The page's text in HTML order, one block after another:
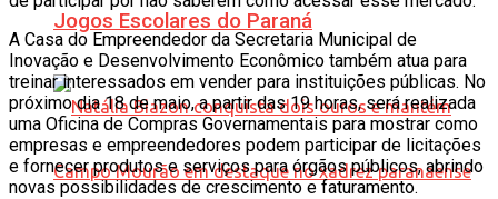
Jogos Escolares do Paraná
A Casa do Empreendedor da Secretaria Municipal de
Inovação e Desenvolvimento Econômico também atua para
treinar interessados em vender para instituições públicas. No
próximo dia 18 de maio, a partir das 19 horas, será realizada
uma Oficina de Compras Governamentais para mostrar como
empresas e empreendedores podem participar de licitações
e fornecer produtos e serviços para órgãos públicos, abrindo
novas possibilidades de crescimento e faturamento.